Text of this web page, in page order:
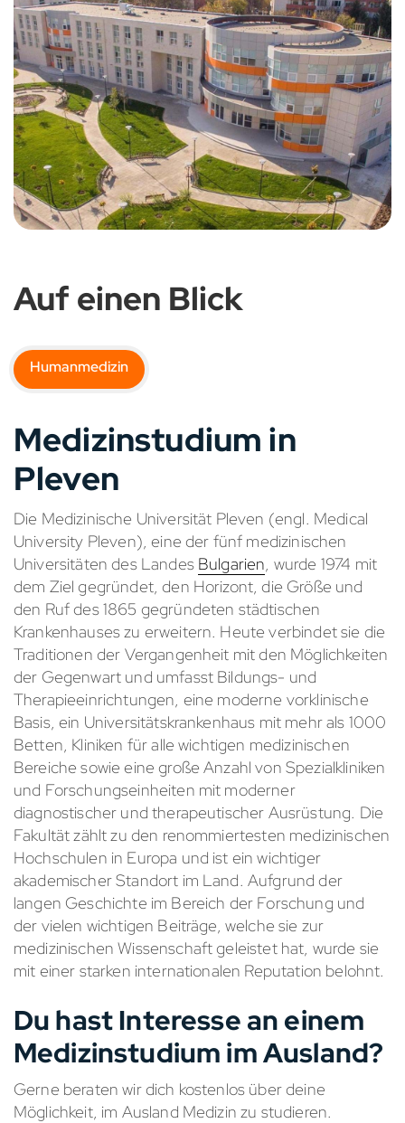
Auf einen Blick
Humanmedizin
Medizinstudium in
Pleven
Die Medizinische Universität Pleven (engl. Medical
University Pleven), eine der fünf medizinischen
Universitäten des Landes Bulgarien, wurde 1974 mit
dem Ziel gegründet, den Horizont, die Größe und
den Ruf des 1865 gegründeten städtischen
Krankenhauses zu erweitern. Heute verbindet sie die
Traditionen der Vergangenheit mit den Möglichkeiten
der Gegenwart und umfasst Bildungs- und
Therapieeinrichtungen, eine moderne vorklinische
Basis, ein Universitätskrankenhaus mit mehr als 1000
Betten, Kliniken für alle wichtigen medizinischen
Bereiche sowie eine große Anzahl von Spezialkliniken
und Forschungseinheiten mit moderner
diagnostischer und therapeutischer Ausrüstung. Die
Fakultät zählt zu den renommiertesten medizinischen
Hochschulen in Europa und ist ein wichtiger
akademischer Standort im Land. Aufgrund der
langen Geschichte im Bereich der Forschung und
der vielen wichtigen Beiträge, welche sie zur
medizinischen Wissenschaft geleistet hat, wurde sie
mit einer starken internationalen Reputation belohnt.
Du hast Interesse an einem
Medizinstudium im Ausland?
Gerne beraten wir dich kostenlos über deine
Möglichkeit, im Ausland Medizin zu studieren.